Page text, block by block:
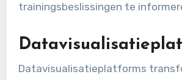
trainingsbeslissingen te
Datavisualisatieplatforms